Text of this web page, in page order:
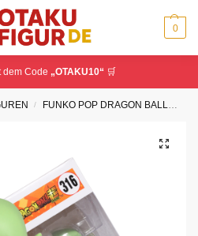
0
Code „OTAKU10“ 🛒
/ FUNKO POP DRAGON BALL